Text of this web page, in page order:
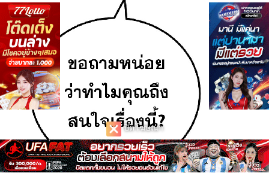
ปิดโฆษณา